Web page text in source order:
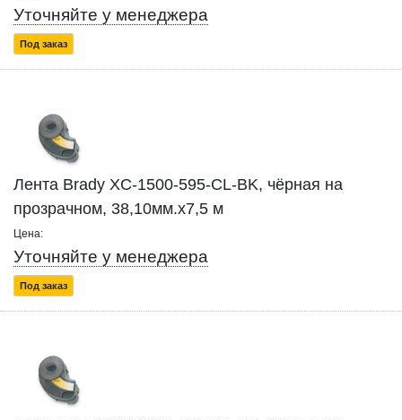
Уточняйте у менеджера
Под заказ
Лента Brady XC-1500-595-CL-BK, чёрная на
прозрачном, 38,10мм.х7,5 м
Цена:
Уточняйте у менеджера
Под заказ